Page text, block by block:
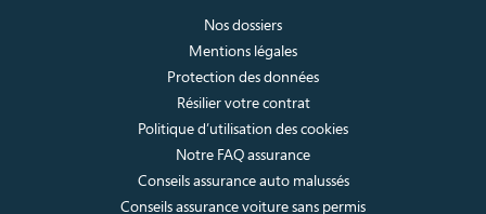
Nos dossiers
Mentions légales
Protection des données
Résilier votre contrat
Politique d’utilisation des cookies
Notre FAQ assurance
Conseils assurance auto malussés
Conseils assurance voiture sans permis